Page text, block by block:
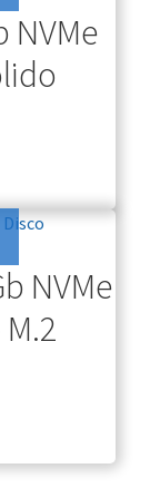
NVMe
NVMe